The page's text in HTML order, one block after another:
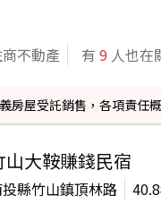
不動產 有 9 人也在
房屋受託銷售，各項責任
山大鞍賺錢民宿
縣竹山鎮頂林路